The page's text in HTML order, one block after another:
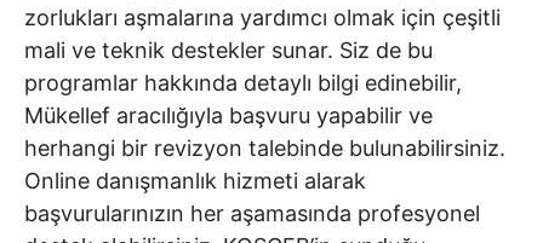
zorlukları aşmalarına yardımcı olmak için çeşitli
mali ve teknik destekler sunar. Siz de bu
programlar hakkında detaylı bilgi edinebilir,
Mükellef aracılığıyla başvuru yapabilir ve
herhangi bir revizyon talebinde bulunabilirsiniz.
Online danışmanlık hizmeti alarak
başvurularınızın her aşamasında profesyonel